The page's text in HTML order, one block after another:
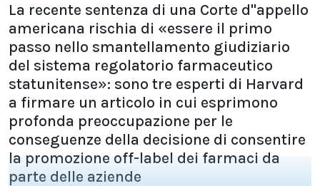
La recente sentenza di una Corte d''appello
americana rischia di «essere il primo
passo nello smantellamento giudiziario
del sistema regolatorio farmaceutico
statunitense»: sono tre esperti di Harvard
a firmare un articolo in cui esprimono
profonda preoccupazione per le
conseguenze della decisione di consentire
la promozione off-label dei farmaci da
parte delle aziende